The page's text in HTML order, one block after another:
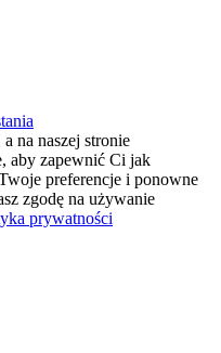
na naszej stronie
aby zapewnić Ci jak
preferencje i ponowne
zgodę na używanie
prywatności